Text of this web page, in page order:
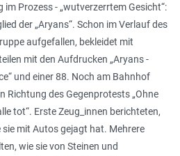
im Prozess - „wutverzerrtem Gesicht“:
der „Aryans“. Schon im Verlauf des
aufgefallen, bekleidet mit
mit den Aufdrucken „Aryans -
“ und einer 88. Noch am Bahnhof
Richtung des Gegenprotests „Ohne
tot“. Erste Zeug_innen berichteten,
sie mit Autos gejagt hat. Mehrere
wie sie von Steinen und